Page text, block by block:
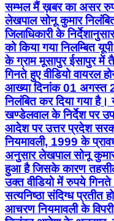
सम्भल मैं ख़बर का असर
लेखपाल सोनू कुमार
जिलाधिकारी के
को किया गया निलम्बित
के ग्राम मूसापुर ईसापुर में
गिनते हुए वीडियो वायरल
आख्या दिनांक 01 अगस्त
निलंबित कर दिया गया है।
खण्डेलवाल के निर्देश पर
आदेश पर उत्तर प्रदेश
नियमावली, 1999 के
अनुसार लेखपाल सोनू
हुआ है जिसके कारण
उक्त वीडियो में रुपये
सत्यनिष्ठा संदिग्ध प्रतीत
आचरण नियमावली के